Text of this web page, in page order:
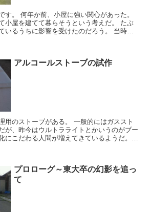
心があった。
小屋を建てて暮らそうという考えだ。 たぶ
いるうちに影響を受けたのだろう。 当時、
アルコールストーブの試作
用のストーブがある。 一般的にはガススト
が、昨今はウルトラライトとかいうのがブー
にこだわる人間が増えてきているようだ。
プロローグ～東大卒の幻影を追っ
て